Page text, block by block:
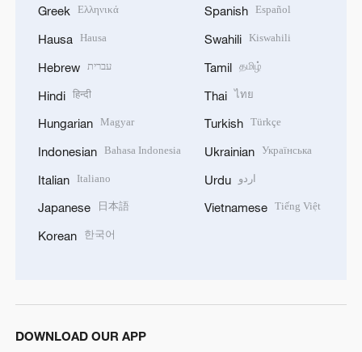
Greek Ελληνικά
Hausa Hausa
Hebrew עברית
Hindi हिन्दी
Hungarian Magyar
Indonesian Bahasa Indonesia
Italian Italiano
Japanese 日本語
Korean 한국어
Spanish Español
Swahili Kiswahili
Tamil தமிழ்
Thai ไทย
Turkish Türkçe
Ukrainian Українська
Urdu اردو
Vietnamese Tiếng Việt
DOWNLOAD OUR APP